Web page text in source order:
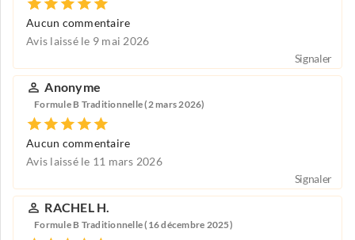
Aucun commentaire
Avis laissé le 9 mai 2026
Signaler
Anonyme
Formule B Traditionnelle (2 mars 2026)
Aucun commentaire
Avis laissé le 11 mars 2026
Signaler
RACHEL H.
Formule B Traditionnelle (16 décembre 2025)